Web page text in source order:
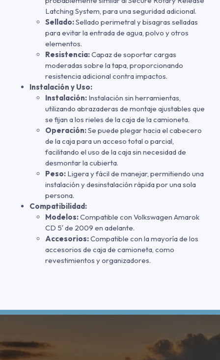
Latching System, para una seguridad adicional.
Sellado:Sellado perimetral y bisagras selladas
para evitar la entrada de agua, polvo y otros
elementos.
Resistencia:Capaz de soportar cargas
moderadas sobre la tapa, proporcionando
resistencia adicional contra impactos.
Instalación y Uso:
Instalación: Instalación sin herramientas,
utilizando abrazaderas de montaje ajustables que
se fijan a los rieles de la caja de la camioneta.
Operación:Se puede plegar hacia el cabecero
de la caja para un acceso total o parcial,
facilitando el uso de la caja sin necesidad de
desmontar la cubierta.
Peso: Ligera y fácil de manejar, permitiendo una
instalación y desinstalación rápida por una sola
persona.
Compatibilidad:
Modelos:Compatible con Volkswagen Amarok
CD 5′ de 2009 en adelante.
Accesorios:Compatible con la mayoría de los
accesorios de caja de camioneta, como
revestimientos y organizadores.